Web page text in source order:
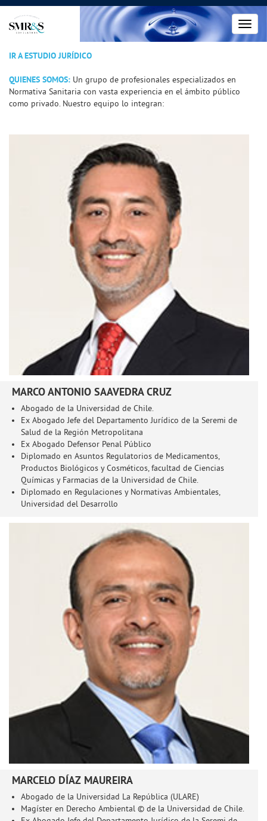
IR A ESTUDIO JURÍDICO
QUIENES SOMOS: Un grupo de profesionales especializados en
Normativa Sanitaria con vasta experiencia en el ámbito público
como privado. Nuestro equipo lo integran:
MARCO ANTONIO SAAVEDRA CRUZ
Abogado de la Universidad de Chile.
Ex Abogado Jefe del Departamento Jurídico de la Seremi de
Salud de la Región Metropolitana
Ex Abogado Defensor Penal Público
Diplomado en Asuntos Regulatorios de Medicamentos,
Productos Biológicos y Cosméticos, facultad de Ciencias
Químicas y Farmacias de la Universidad de Chile.
Diplomado en Regulaciones y Normativas Ambientales,
Universidad del Desarrollo
MARCELO DÍAZ MAUREIRA
Abogado de la Universidad La República (ULARE)
Magíster en Derecho Ambiental © de la Universidad de Chile.